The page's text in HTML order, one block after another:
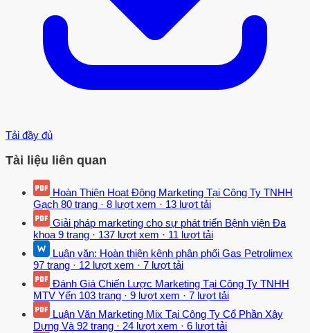
Tải đầy đủ
Tài liệu liên quan
Hoàn Thiện Hoạt Động Marketing Tại Công Ty TNHH
Gạch 80 trang · 8 lượt xem · 13 lượt tải
Giải pháp marketing cho sự phát triển Bệnh viện Đa
khoa 9 trang · 137 lượt xem · 11 lượt tải
Luận văn: Hoàn thiện kênh phân phối Gas Petrolimex
97 trang · 12 lượt xem · 7 lượt tải
Đánh Giá Chiến Lược Marketing Tại Công Ty TNHH
MTV Yến 103 trang · 9 lượt xem · 7 lượt tải
Luận Văn Marketing Mix Tại Công Ty Cổ Phần Xây
Dựng Và 92 trang · 24 lượt xem · 6 lượt tải